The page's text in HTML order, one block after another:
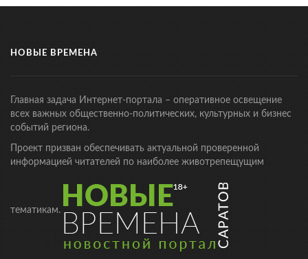
НОВЫЕ ВРЕМЕНА
Главная задача Интернет-портала – оперативное освещение
всех важных общественно-политических, культурных и бизнес
событий региона.
Проект призван обеспечивать актуальной проверенной
информацией читателей по наиболее животрепещущим
тематикам.